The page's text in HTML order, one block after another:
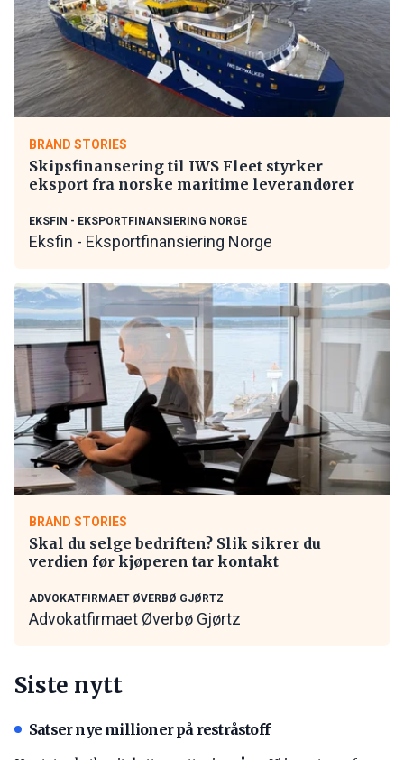
BRAND STORIES
Skipsfinansering til IWS Fleet styrker
eksport fra norske maritime leverandører
EKSFIN - EKSPORTFINANSIERING NORGE
Eksfin - Eksportfinansiering Norge
BRAND STORIES
Skal du selge bedriften? Slik sikrer du
verdien før kjøperen tar kontakt
ADVOKATFIRMAET ØVERBØ GJØRTZ
Advokatfirmaet Øverbø Gjørtz
Siste nytt
Satser nye millioner på restråstoff